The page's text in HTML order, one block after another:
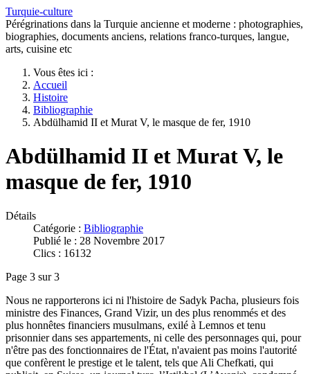
Turquie-culture
Pérégrinations dans la Turquie ancienne et moderne : photographies,
biographies, documents anciens, relations franco-turques, langue,
arts, cuisine etc
Vous êtes ici :
Accueil
Histoire
Bibliographie
Abdülhamid II et Murat V, le masque de fer, 1910
Abdülhamid II et Murat V, le
masque de fer, 1910
Détails
Catégorie : Bibliographie
Publié le : 28 Novembre 2017
Clics : 16132
Page 3 sur 3
Nous ne rapporterons ici ni l'histoire de Sadyk Pacha, plusieurs fois
ministre des Finances, Grand Vizir, un des plus renommés et des
plus honnêtes financiers musulmans, exilé à Lemnos et tenu
prisonnier dans ses appartements, ni celle des personnages qui, pour
n'être pas des fonctionnaires de l'État, n'avaient pas moins l'autorité
que confèrent le prestige et le talent, tels que Ali Chefkati, qui